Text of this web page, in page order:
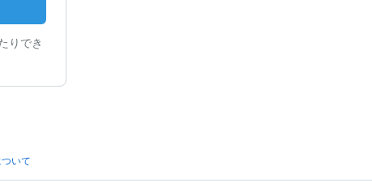
りでき
いて